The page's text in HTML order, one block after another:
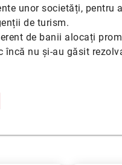
unor societăți, pentru
de turism.
de banii alocați
încă nu și-au găsit